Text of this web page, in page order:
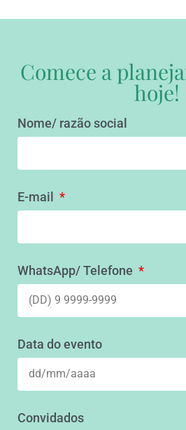
Comece a
hoje!
Nome/ razão social
E-mail
WhatsApp/ Telefone
Data do evento
Convidados